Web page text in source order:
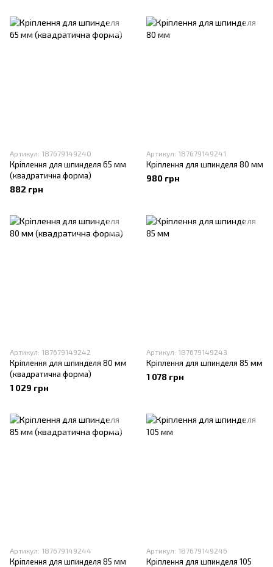
Артикул: 187679149240
Кріплення для шпинделя 65 мм
(квадратична форма)
882 грн
Артикул: 187679149241
Кріплення для шпинделя 80 мм
980 грн
Артикул: 187679149242
Кріплення для шпинделя 80 мм
(квадратична форма)
1 029 грн
Артикул: 187679149243
Кріплення для шпинделя 85 мм
1 078 грн
Артикул: 187679149244
Кріплення для шпинделя 85 мм
Артикул: 187679149246
Кріплення для шпинделя 105